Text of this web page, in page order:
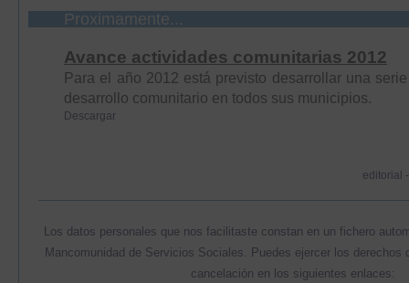
Proximamente...
Avance actividades comunitarias 2012
Para el año 2012 está previsto desarrollar una
desarrollo comunitario en todos sus municipios.
Descargar
editorial
Los datos personales que nos facilitaste constan en un fichero
Mancomunidad de Servicios Sociales. Puedes ejercer los
cancelación en los siguientes enlaces: